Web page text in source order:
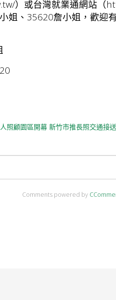
）或台灣就業通網站（
姐、35620詹小姐，歡迎
照顧園區開幕 新竹市推長照交通接
Comments powered by